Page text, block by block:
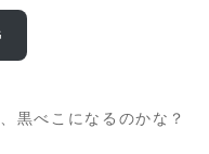
黒べこになるのかな？